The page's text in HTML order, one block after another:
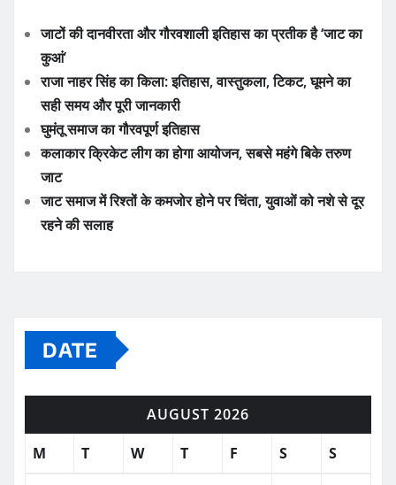
जाटों की दानवीरता और गौरवशाली इतिहास का प्रतीक है ‘जाट का
कुआं’
राजा नाहर सिंह का किला: इतिहास, वास्तुकला, टिकट, घूमने का
सही समय और पूरी जानकारी
घुमंतू समाज का गौरवपूर्ण इतिहास
कलाकार क्रिकेट लीग का होगा आयोजन, सबसे महंगे बिके तरुण
जाट
जाट समाज में रिश्तों के कमजोर होने पर चिंता, युवाओं को नशे से दूर
रहने की सलाह
DATE
AUGUST 2026
M
T W T F S S